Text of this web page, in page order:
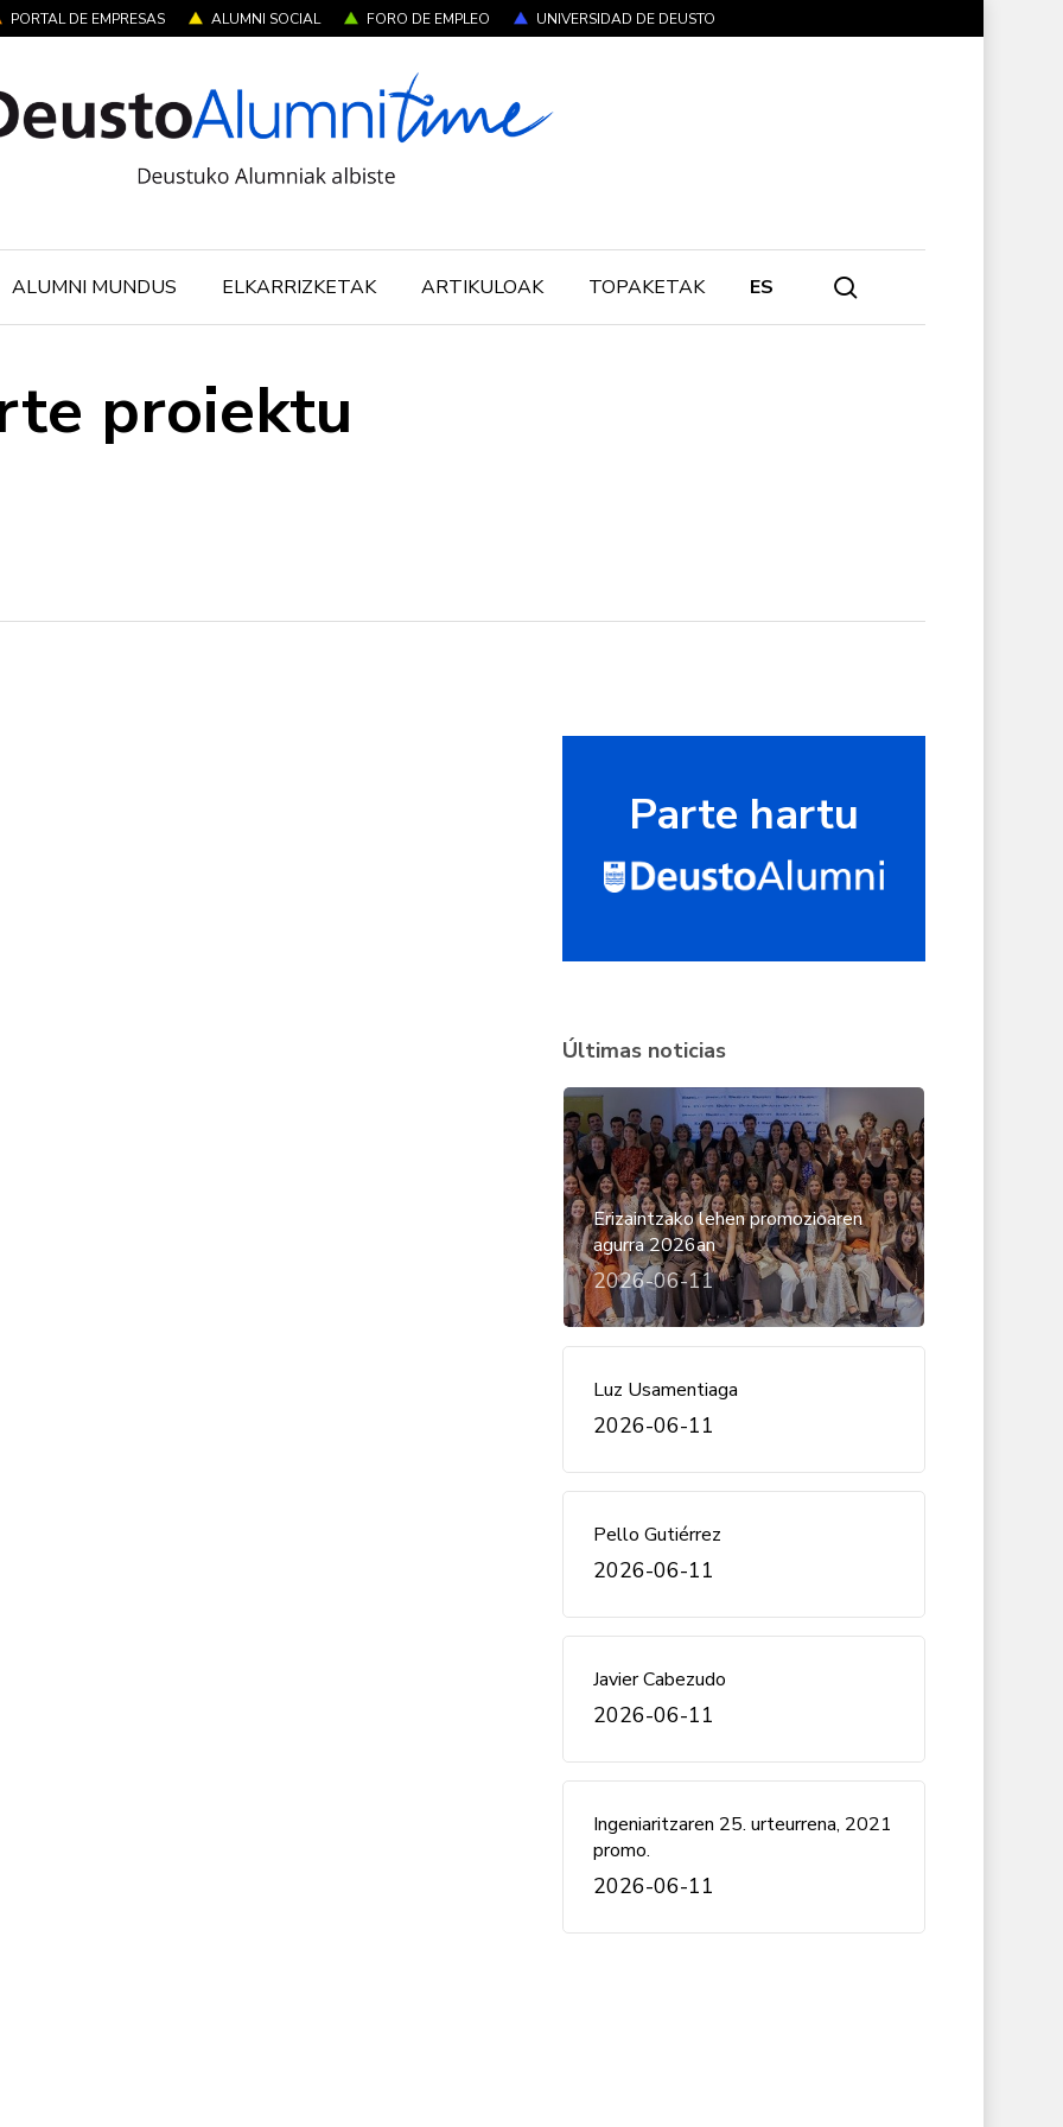
PORTAL DE EMPRESAS ALUMNI SOCIAL FORO DE EMPLEO UNIVERSIDAD DE DEUSTO
ALUMNI MUNDUS ELKARRIZKETAK ARTIKULOAK TOPAKETAK ES
proiektu
Parte hartu
Últimas noticias
Erizaintzako lehen promozioaren
agurra 2026an
2026-06-11
Luz Usamentiaga
2026-06-11
Pello Gutiérrez
2026-06-11
Javier Cabezudo
2026-06-11
Ingeniaritzaren 25. urteurrena, 2021
promo.
2026-06-11